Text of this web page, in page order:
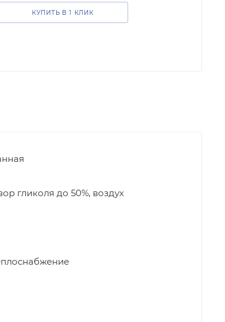
КУПИТЬ В 1 КЛИК
гликоля до 50%, воздух